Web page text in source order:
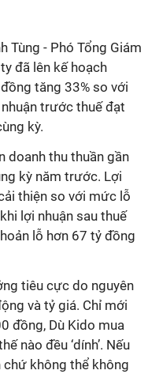
Tùng - Phó Tổng Giám
đã lên kế hoạch
tăng 33% so với
trước thuế đạt
kỳ.
doanh thu thuần gần
kỳ năm trước. Lợi
thiện so với mức lỗ
lợi nhuận sau thuế
lỗ hơn 67 tỷ đồng
tiêu cực do nguyên
và tỷ giá. Chỉ mới
đồng, Dù Kido mua
nào đều ‘dính’. Nếu
không thể không